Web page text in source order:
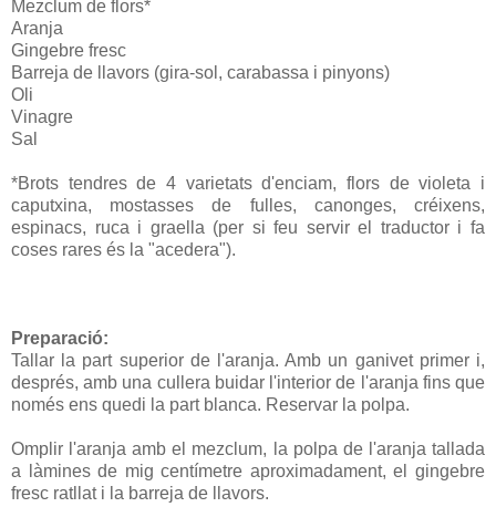
Mezclum de flors*
Aranja
Gingebre fresc
Barreja de llavors (gira-sol, carabassa i pinyons)
Oli
Vinagre
Sal
*Brots tendres de 4 varietats d'enciam, flors de violeta i
caputxina, mostasses de fulles, canonges, créixens,
espinacs, ruca i graella (per si feu servir el traductor i fa
coses rares és la "acedera").
Preparació:
Tallar la part superior de l'aranja. Amb un ganivet primer i,
després, amb una cullera buidar l'interior de l'aranja fins que
només ens quedi la part blanca. Reservar la polpa.
Omplir l'aranja amb el mezclum, la polpa de l'aranja tallada
a làmines de mig centímetre aproximadament, el gingebre
fresc ratllat i la barreja de llavors.